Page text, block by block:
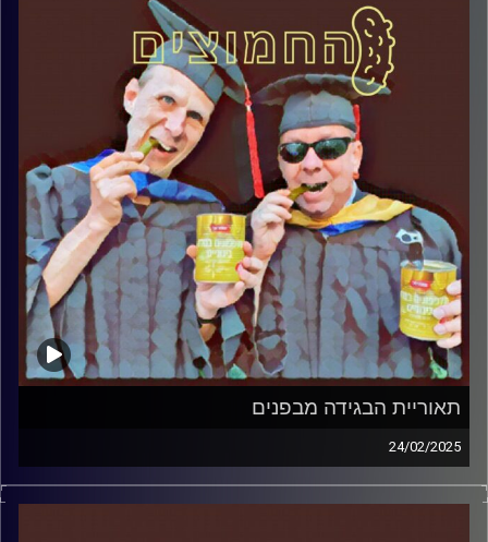
קרדיט תמונות:AudioVersity
תאוריית הבגידה מבפנים
24/02/2025
המערכת הפוליטית על ספת הפסיכולוג, עם פרופסור בועז בן-
דוד ופרופסור גלעד הירשברגר